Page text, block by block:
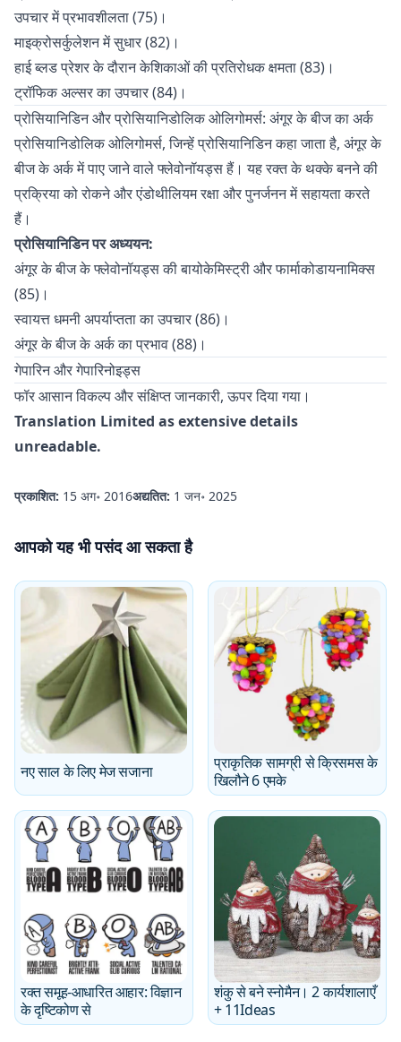
उपचार में प्रभावशीलता (75)।
माइक्रोसर्कुलेशन में सुधार (82)।
हाई ब्लड प्रेशर के दौरान केशिकाओं की प्रतिरोधक क्षमता (83)।
ट्रॉफिक अल्सर का उपचार (84)।
प्रोसियानिडिन और प्रोसियानिडोलिक ओलिगोमर्स: अंगूर के बीज का अर्क
प्रोसियानिडोलिक ओलिगोमर्स, जिन्हें प्रोसियानिडिन कहा जाता है, अंगूर के
बीज के अर्क में पाए जाने वाले फ्लेवोनॉयड्स हैं। यह रक्त के थक्के बनने की
प्रक्रिया को रोकने और एंडोथीलियम रक्षा और पुनर्जनन में सहायता करते
हैं।
प्रोसियानिडिन पर अध्ययन:
अंगूर के बीज के फ्लेवोनॉयड्स की बायोकेमिस्ट्री और फार्माकोडायनामिक्स
(85)।
स्वायत्त धमनी अपर्याप्तता का उपचार (86)।
अंगूर के बीज के अर्क का प्रभाव (88)।
गेपारिन और गेपारिनोइड्स
फॉर आसान विकल्प और संक्षिप्त जानकारी, ऊपर दिया गया।
Translation Limited as extensive details
unreadable.
प्रकाशित: 15 अग॰ 2016अद्यतित: 1 जन॰ 2025
आपको यह भी पसंद आ सकता है
नए साल के लिए मेज सजाना
प्राकृतिक सामग्री से क्रिसमस के
खिलौने 6 एमके
रक्त समूह-आधारित आहार: विज्ञान
के दृष्टिकोण से
शंकु से बने स्नोमैन। 2 कार्यशालाएँ
+ 11Ideas